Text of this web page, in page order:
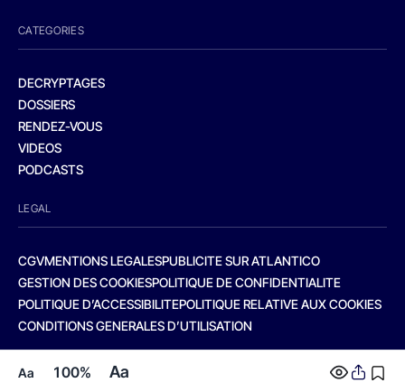
Aa 100% Aa
CATEGORIES
DECRYPTAGES
DOSSIERS
RENDEZ-VOUS
VIDEOS
PODCASTS
LEGAL
CGVMENTIONS LEGALESPUBLICITE SUR ATLANTICO
GESTION DES COOKIESPOLITIQUE DE CONFIDENTIALITE
POLITIQUE D’ACCESSIBILITEPOLITIQUE RELATIVE AUX COOKIES
CONDITIONS GENERALES D’UTILISATION